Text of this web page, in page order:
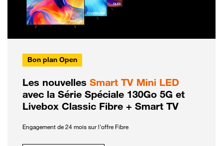
Bon plan Open
Les nouvelles Smart TV Mini LED
avec la Série Spéciale 130Go 5G et
Livebox Classic Fibre + Smart TV
Engagement de 24 mois sur l'offre Fibre